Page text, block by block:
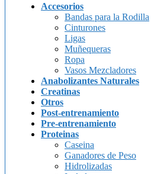
Accesorios
Bandas para la Rodilla
Cinturones
Ligas
Muñequeras
Ropa
Vasos Mezcladores
Anabolizantes Naturales
Creatinas
Otros
Post-entrenamiento
Pre-entrenamiento
Proteinas
Caseina
Ganadores de Peso
Hidrolizadas